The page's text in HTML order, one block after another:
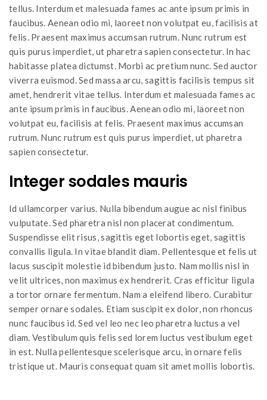
tellus. Interdum et malesuada fames ac ante ipsum primis in
faucibus. Aenean odio mi, laoreet non volutpat eu, facilisis at
felis. Praesent maximus accumsan rutrum. Nunc rutrum est
quis purus imperdiet, ut pharetra sapien consectetur. In hac
habitasse platea dictumst. Morbi ac pretium nunc. Sed auctor
viverra euismod. Sed massa arcu, sagittis facilisis tempus sit
amet, hendrerit vitae tellus. Interdum et malesuada fames ac
ante ipsum primis in faucibus. Aenean odio mi, laoreet non
volutpat eu, facilisis at felis. Praesent maximus accumsan
rutrum. Nunc rutrum est quis purus imperdiet, ut pharetra
sapien consectetur.
Integer sodales mauris
Id ullamcorper varius. Nulla bibendum augue ac nisl finibus
vulputate. Sed pharetra nisl non placerat condimentum.
Suspendisse elit risus, sagittis eget lobortis eget, sagittis
convallis ligula. In vitae blandit diam. Pellentesque et felis ut
lacus suscipit molestie id bibendum justo. Nam mollis nisl in
velit ultrices, non maximus ex hendrerit. Cras efficitur ligula
a tortor ornare fermentum. Nam a eleifend libero. Curabitur
semper ornare sodales. Etiam suscipit ex dolor, non rhoncus
nunc faucibus id. Sed vel leo nec leo pharetra luctus a vel
diam. Vestibulum quis felis sed lorem luctus vestibulum eget
in est. Nulla pellentesque scelerisque arcu, in ornare felis
tristique ut. Mauris consequat quam sit amet mollis lobortis.